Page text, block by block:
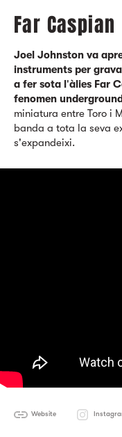
Far Caspian
Joel Johnston va
instruments per
a fer sota l'àlies Far
fenomen
miniatura entre Toro i
banda a tota la seva
s'expandeixi.
Website